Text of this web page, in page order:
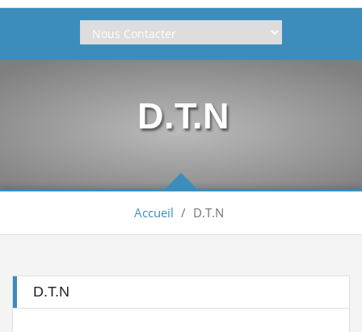
Domiciliation des compétitions...Lire la suite
Arbitrage aux compétitions...
إعلانعن فتح تسجيلات لتكوين المدربين
D.T.N
Accueil / D.T.N
D.T.N